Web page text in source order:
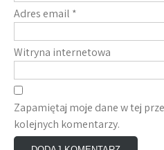
Adres email *
Witryna internetowa
Zapamiętaj moje dane w tej
kolejnych komentarzy.